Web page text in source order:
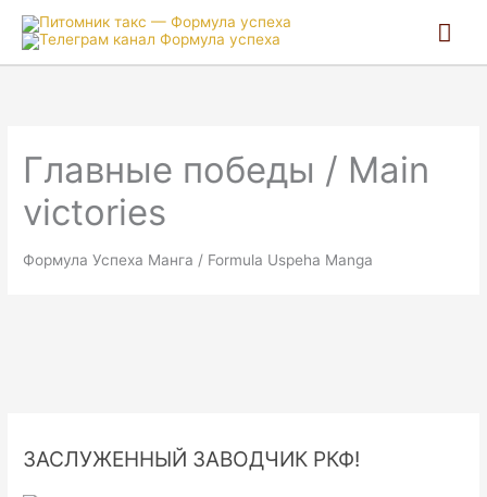
Главные победы / Main
victories
Формула Успеха Манга / Formula Uspeha Mangа
ЗАСЛУЖЕННЫЙ ЗАВОДЧИК РКФ!